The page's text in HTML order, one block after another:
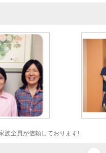
族全員が信頼しております!